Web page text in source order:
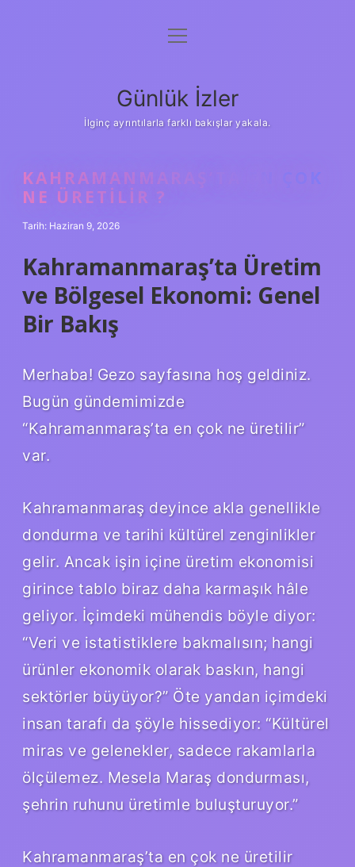
Anasayfa
Yasal Uyarı
menüyü
Günlük İzler
İlginç ayrıntılarla farklı bakışlar yakala.
KAHRAMANMARAŞ’TA EN ÇOK
NE ÜRETILIR ?
Tarih: Haziran 9, 2026
Kahramanmaraş’ta Üretim
ve Bölgesel Ekonomi: Genel
Bir Bakış
Merhaba! Gezo sayfasına hoş geldiniz.
Bugün gündemimizde
“Kahramanmaraş’ta en çok ne üretilir”
var.
Kahramanmaraş deyince akla genellikle
dondurma ve tarihi kültürel zenginlikler
gelir. Ancak işin içine üretim ekonomisi
girince tablo biraz daha karmaşık hâle
geliyor. İçimdeki mühendis böyle diyor:
“Veri ve istatistiklere bakmalısın; hangi
ürünler ekonomik olarak baskın, hangi
sektörler büyüyor?” Öte yandan içimdeki
insan tarafı da şöyle hissediyor: “Kültürel
miras ve gelenekler, sadece rakamlarla
ölçülemez. Mesela Maraş dondurması,
şehrin ruhunu üretimle buluşturuyor.”
Kahramanmaraş’ta en çok ne üretilir